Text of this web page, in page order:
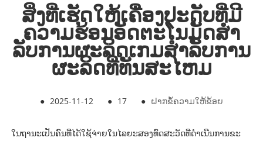
ສິ່ງທີ່ເຮັດໃຫ້ເຄື່ອງປະດັບທີ່ມີ
ຄວາມຮ້ອນອັດຕະໂນມັດສໍາ
ລັບການຜະລິດເກມສໍາລັບການ
ຜະລິດທີ່ທັນສະໄຫມ
● 2025-11-12 ● 17 ● ຝາກຂໍ້ຄວາມໃຫ້ຂ້ອຍ
ໃນຖານະເປັນຄົນທີ່ໄດ້ໃຊ້ຈ່າຍໃນໄລຍະສອງທົດສະວັດທີ່ດໍາເນີນການຂະ